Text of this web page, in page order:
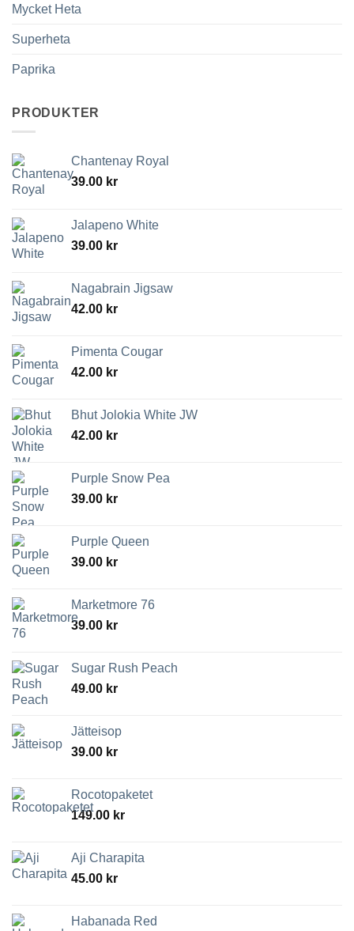
Mycket Heta
Superheta
Paprika
PRODUKTER
Chantenay Royal
39.00 kr
Jalapeno White
39.00 kr
Nagabrain Jigsaw
42.00 kr
Pimenta Cougar
42.00 kr
Bhut Jolokia White JW
42.00 kr
Purple Snow Pea
39.00 kr
Purple Queen
39.00 kr
Marketmore 76
39.00 kr
Sugar Rush Peach
49.00 kr
Jätteisop
39.00 kr
Rocotopaketet
149.00 kr
Aji Charapita
45.00 kr
Habanada Red